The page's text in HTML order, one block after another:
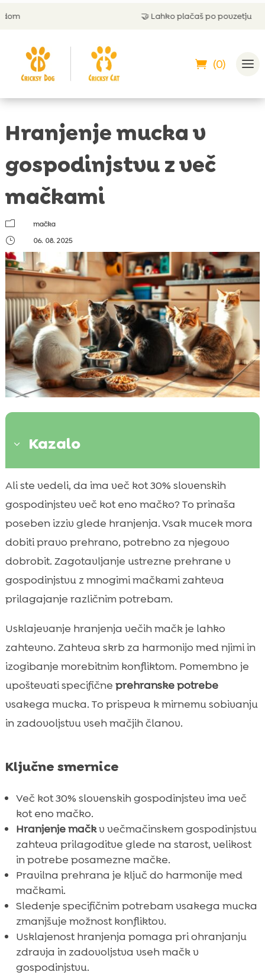
Lahko plačaš po povzetju
(0)
Hranjenje mucka v
gospodinjstvu z več
mačkami
m
mačka
}
06. 08. 2025
3 Kazalo
 Uvod v hranjenje mačk v večmačinskem
gospodinjstvu
Izbira prave hrane za vašega mucka
Prednosti CricksyCat hrane za mucka
Pomen rednega obroka za več mačk
Vključitev Jasper suhe hrane
Bill mokra hrana: Hipoalergena možnost
 Razumevanje prehranskih potreb v
različnem starostnem obdobju
 Reševanje prehranskih konfliktov v
gospodinjstvu z več mačkami
Prepoznavanje in reševanje alergij pri
mucku
 Mucek z več mačkami: hranjenje in
 Kako spremljati zdravje in težo mucka
 Zaključek
FAQ
Ali ste vedeli, da ima več kot 30% slovenskih
gospodinjstev več kot eno mačko? To prinaša
poseben izziv glede hranjenja. Vsak mucek mora
dobiti pravo prehrano, potrebno za njegovo
dobrobit. Zagotavljanje ustrezne prehrane v
gospodinjstvu z mnogimi mačkami zahteva
prilagajanje različnim potrebam.
Usklajevanje hranjenja večih mačk je lahko
zahtevno. Zahteva skrb za harmonijo med njimi in
izogibanje morebitnim konfliktom. Pomembno je
upoštevati specifične prehranske potrebe
vsakega mucka. To prispeva k mirnemu sobivanju
in zadovoljstvu vseh mačjih članov.
Ključne smernice
Več kot 30% slovenskih gospodinjstev ima več
kot eno mačko.
Hranjenje mačkv večmačinskem gospodinjstvu
zahteva prilagoditve glede na starost, velikost
in potrebe posamezne mačke.
Pravilna prehrana je ključ do harmonije med
mačkami.
Sledenje specifičnim potrebam vsakega mucka
zmanjšuje možnost konfliktov.
Usklajenost hranjenja pomaga pri ohranjanju
zdravja in zadovoljstva vseh mačk v
gospodinjstvu.